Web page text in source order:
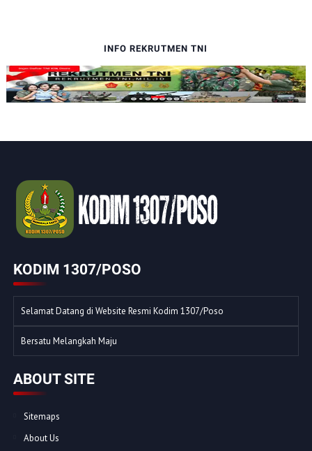
INFO REKRUTMEN TNI
KODIM 1307/POSO
Selamat Datang di Website Resmi Kodim 1307/Poso
Bersatu Melangkah Maju
ABOUT SITE
Sitemaps
About Us